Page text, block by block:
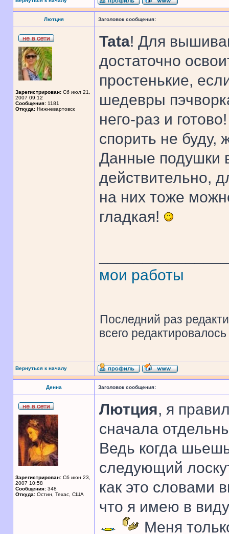
Лютция Заголовок сообщения:
Зарегистрирован: Сб июл 21,
2007 09:12
Сообщения: 1181
Откуда: Нижневартовск
Tata! Для
достаточно
простенькие,
шедевры
него-раз и
спорить не буду,
Данные подушки
действительно,
на них тоже
гладкая!
мои работы
Последний раз
всего
Вернуться к началу
Денна Заголовок сообщения:
Зарегистрирован: Сб июн 23,
2007 10:58
Сообщения: 348
Откуда: Остин, Техас, США
Лютция, я
сначала
Ведь когда
следующий
как это словами
что я имею в
Меня